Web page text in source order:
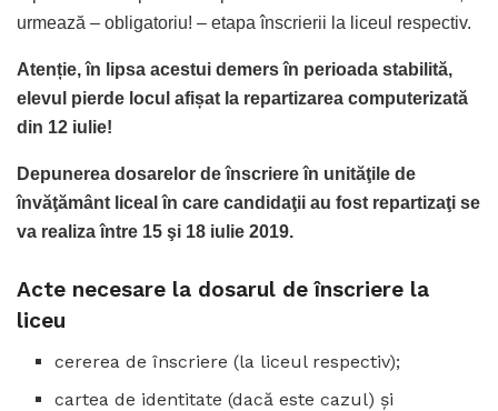
urmează – obligatoriu! – etapa înscrierii la liceul respectiv.
Atenție, în lipsa acestui demers în perioada stabilită,
elevul pierde locul afișat la repartizarea computerizată
din 12 iulie!
Depunerea dosarelor de înscriere în unităţile de
învăţământ liceal în care candidaţii au fost repartizaţi se
va realiza între 15 şi 18 iulie 2019.
Acte necesare la dosarul de înscriere la
liceu
cererea de înscriere (la liceul respectiv);
cartea de identitate (dacă este cazul) şi